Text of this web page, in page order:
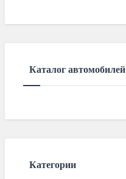
Каталог автомобилей
Категории